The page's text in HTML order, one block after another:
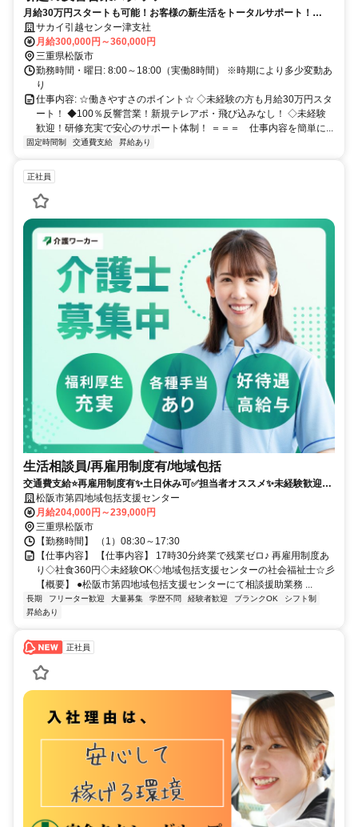
月給30万円スタートも可能！お客様の新生活をトータルサポート！
100％反響営業＊ノルマなし・飛び込みなし・新規テレアポなし！
サカイ引越センター津支社
月給300,000円～360,000円
三重県松阪市
勤務時間・曜日: 8:00～18:00（実働8時間） ※時期により多少変動あ
り
仕事内容: ☆働きやすさのポイント☆ ◇未経験の方も月給30万円スタ
ート！ ◆100％反響営業！新規テレアポ・飛び込みなし！ ◇未経験
歓迎！研修充実で安心のサポート体制！ ＝＝＝ 仕事内容を簡単に...
固定時間制 交通費支給 昇給あり
正社員
生活相談員/再雇用制度有/地域包括
交通費支給⭐️再雇用制度有✨土日休み可✅️担当者オススメ✨未経験歓迎⭕️
残業なし✨車通勤ＯＫ
松阪市第四地域包括支援センター
月給204,000円～239,000円
三重県松阪市
【勤務時間】 （1）08:30～17:30
【仕事内容】 【仕事内容】 17時30分終業で残業ゼロ♪ 再雇用制度あ
り◇社食360円◇未経験OK◇地域包括支援センターの社会福祉士☆彡
【概要】 ●松阪市第四地域包括支援センターにて相談援助業務 ...
長期 フリーター歓迎 大量募集 学歴不問 経験者歓迎 ブランクOK
シフト制
昇給あり
正社員